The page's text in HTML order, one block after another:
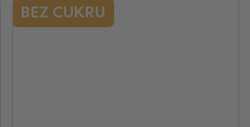
BEZ CUKRU